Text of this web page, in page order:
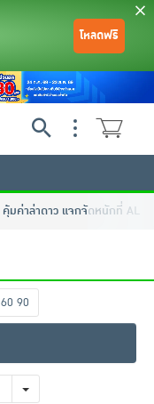
โหลดฟรี
คุ้มค่าล่าดาว แจกจัดหนักที่ ALL
60 90